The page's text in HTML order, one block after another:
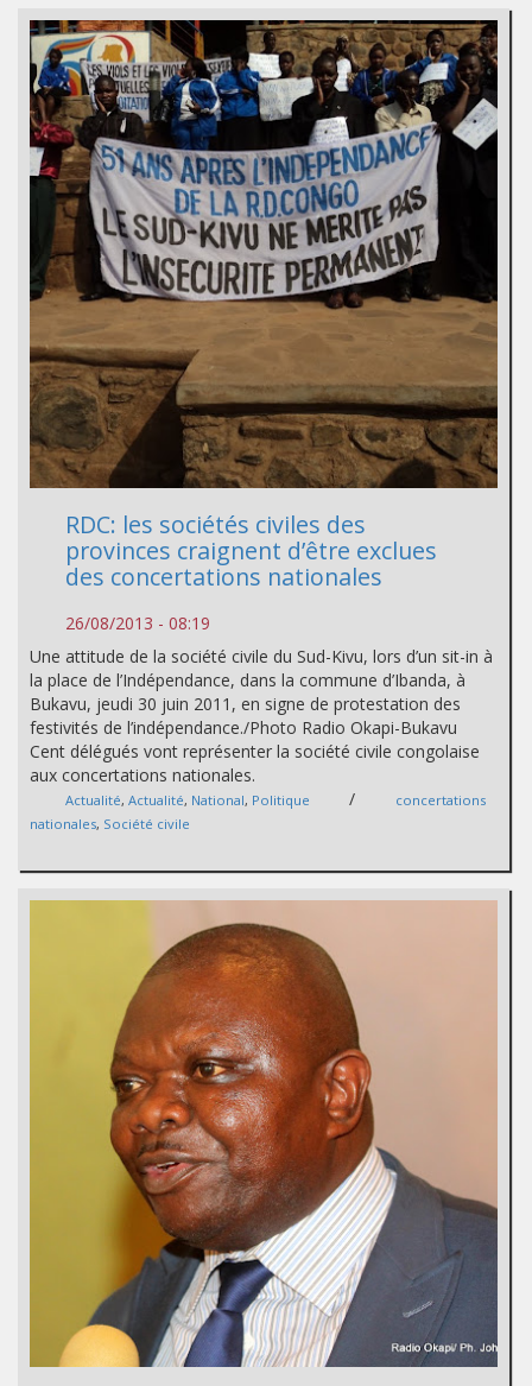
RDC: les sociétés civiles des
provinces craignent d’être exclues
des concertations nationales
26/08/2013 - 08:19
Une attitude de la société civile du Sud-Kivu, lors d’un sit-in à
la place de l’Indépendance, dans la commune d’Ibanda, à
Bukavu, jeudi 30 juin 2011, en signe de protestation des
festivités de l’indépendance./Photo Radio Okapi-Bukavu
Cent délégués vont représenter la société civile congolaise
aux concertations nationales.
Actualité, Actualité, National, Politique /
concertations
nationales, Société civile